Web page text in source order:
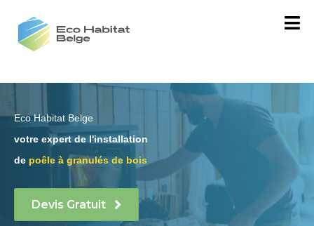
Eco Habitat Belge
votre expert de l'installation
de poêle à granulés de bois
Devis Gratuit